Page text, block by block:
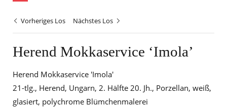
Vorheriges Los Nächstes Los
Herend Mokkaservice ‘Imola’
Herend Mokkaservice 'Imola'
21-tlg., Herend, Ungarn, 2. Hälfte 20. Jh., Porzellan, weiß,
glasiert, polychrome Blümchenmalerei